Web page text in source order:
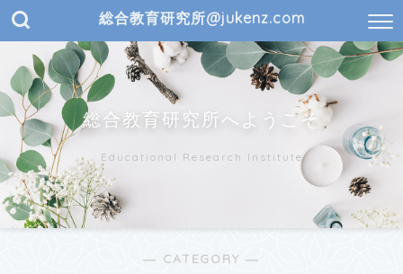
総合教育研究所@jukenz.com
総合教育研究所へようこそ
Educational Research Institute
― CATEGORY ―